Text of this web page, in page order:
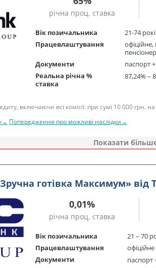
річна проц. ставка
Вік позичальника
21-74
Працевлаштування
офіційне,
Документи
паспорт
Реальна річна %
ставка
87,24% –
включаючи всі комісії: при сумі 10 000 грн.
Попередження про можливі наслідки→
Показати
готівка Максимум» від
0,01%
річна проц. ставка
Вік позичальника
21 – 70
Працевлаштування
Документи
паспорт